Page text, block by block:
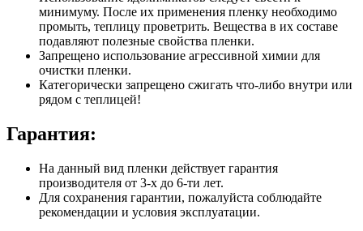
минимуму. После их применения пленку необходимо
промыть, теплицу проветрить. Вещества в их составе
подавляют полезные свойства пленки.
Запрещено использование агрессивной химии для
очистки пленки.
Категорически запрещено сжигать что-либо внутри или
рядом с теплицей!
Гарантия:
На данный вид пленки действует гарантия
производителя от 3-х до 6-ти лет.
Для сохранения гарантии, пожалуйста соблюдайте
рекомендации и условия эксплуатации.